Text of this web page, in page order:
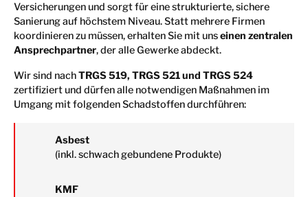
Versicherungen und sorgt für eine strukturierte, sichere
Sanierung auf höchstem Niveau. Statt mehrere Firmen
koordinieren zu müssen, erhalten Sie mit unseinen zentralen
Ansprechpartner, der alle Gewerke abdeckt.
Wir sind nachTRGS 519, TRGS 521 und TRGS 524
zertifiziert und dürfen alle notwendigen Maßnahmen im
Umgang mit folgenden Schadstoffen durchführen:
Asbest
(inkl. schwach gebundene Produkte)
KMF